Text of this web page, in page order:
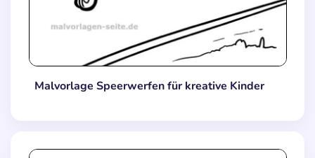
Malvorlage Speerwerfen für kreative Kinder